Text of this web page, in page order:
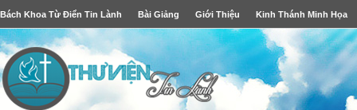
Bách Khoa Từ Điển Tin Lành Bài Giảng Giới Thiệu Kinh Thánh Minh Họa